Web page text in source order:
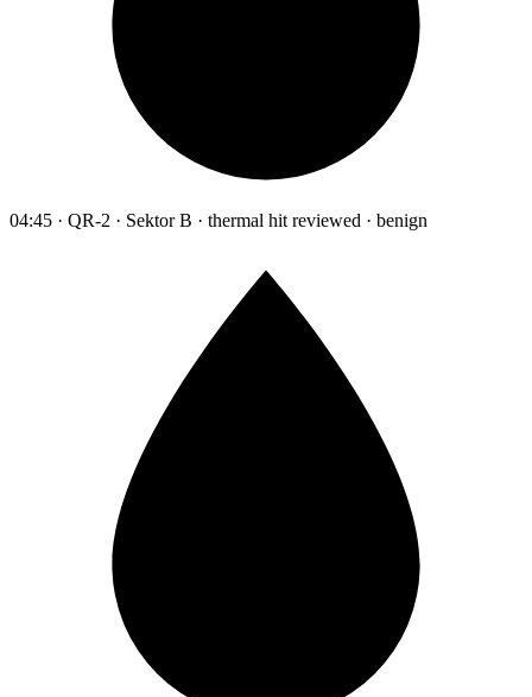
04:45 · QR-2 · Sektor B · thermal hit reviewed · benign